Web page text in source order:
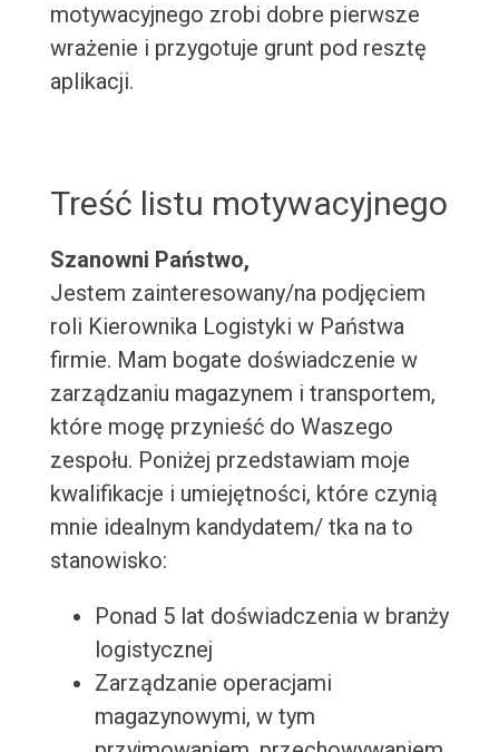
motywacyjnego zrobi dobre pierwsze
wrażenie i przygotuje grunt pod resztę
aplikacji.
Treść listu motywacyjnego
Szanowni Państwo,
Jestem zainteresowany/na podjęciem
roli Kierownika Logistyki w Państwa
firmie. Mam bogate doświadczenie w
zarządzaniu magazynem i transportem,
które mogę przynieść do Waszego
zespołu. Poniżej przedstawiam moje
kwalifikacje i umiejętności, które czynią
mnie idealnym kandydatem/ tka na to
stanowisko:
Ponad 5 lat doświadczenia w branży
logistycznej
Zarządzanie operacjami
magazynowymi, w tym